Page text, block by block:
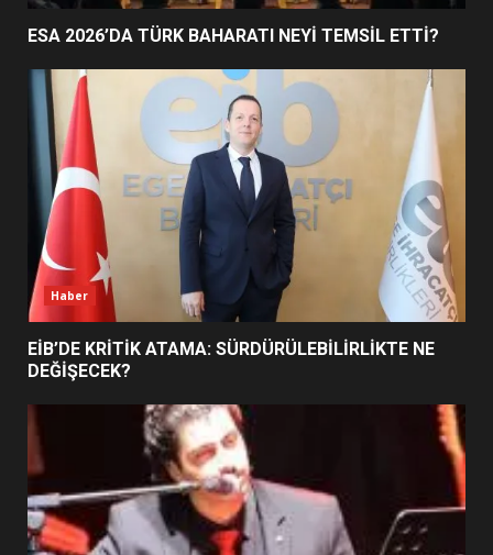
5
UZATILDI: NE DEĞİŞTİ?
6
BURHANİYE SATRANÇ
TURNUVASI KAYITLARI NEYİ
DEĞİŞTİRİYOR?
BURHANİYE BELEDİYESPOR’DA
YENİ YÖNETİM NASIL
ESA 2026’DA TÜRK BAHARATI NEYİ TEMSİL ETTİ?
Haber
EİB’DE KRİTİK ATAMA: SÜRDÜRÜLEBİLİRLİKTE NE
DEĞİŞECEK?